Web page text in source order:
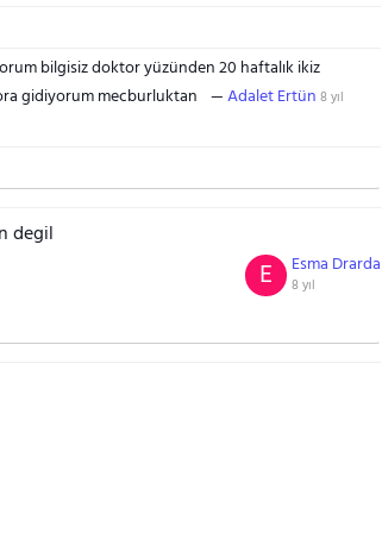
bilgisiz doktor yüzünden 20 haftalık ikiz
gidiyorum mecburluktan
Adalet Ertün 8 yıl
degil
Esma Drarda
8 yıl
E